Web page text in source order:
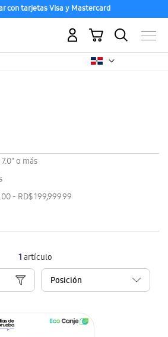
con tarjetas Visa y Mastercard
Mi carrito
1artículo
7.0" o más
- RD$ 199,999.99